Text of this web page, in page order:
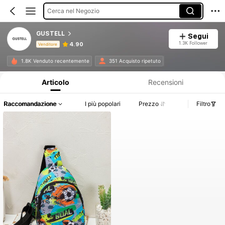
Cerca nel Negozio
GUSTELL
Venditore 4.90
Segui
1.3K Follower
1.8K Venduto recentemente 351 Acquisto ripetuto
Articolo Recensioni
Raccomandazione I più popolari Prezzo Filtro